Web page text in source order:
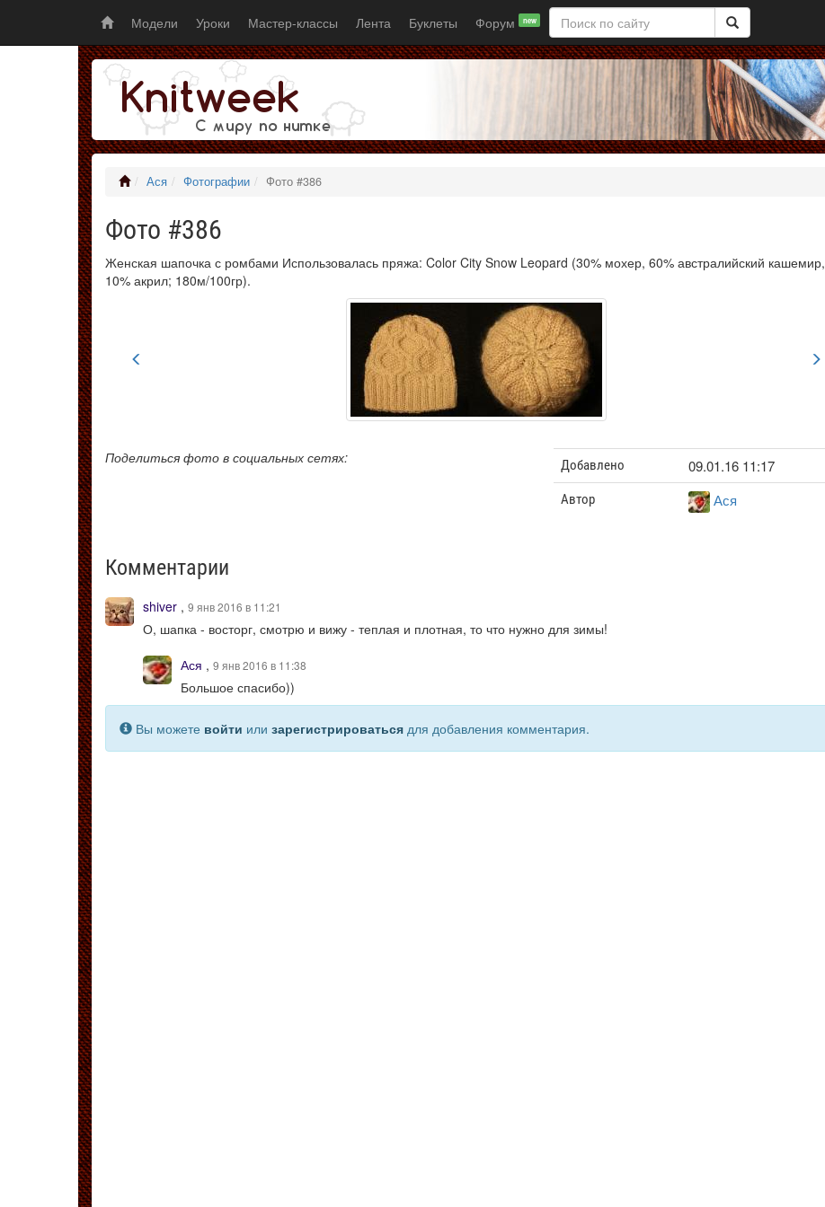
Модели Уроки Мастер-классы Лента Буклеты Форум new
Ася Фотографии Фото #386
Фото #386
Женская шапочка с ромбами Использовалась пряжа: Color City Snow Leopard (30% мохер, 60% австралийский кашемир,
10% акрил; 180м/100гр).
Поделиться фото в социальных сетях: Добавлено 09.01.16 11:17
Автор Ася
Комментарии
shiver , 9 янв 2016 в 11:21
О, шапка - восторг, смотрю и вижу - теплая и плотная, то что нужно для зимы!
Ася , 9 янв 2016 в 11:38
Большое спасибо))
Вы можете войти или зарегистрироваться для добавления комментария.